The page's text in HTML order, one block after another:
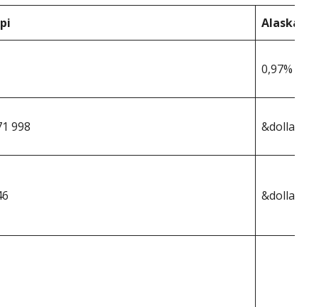
Alaska
0,97%
998 &dollar;364,964
&dollar;3 540